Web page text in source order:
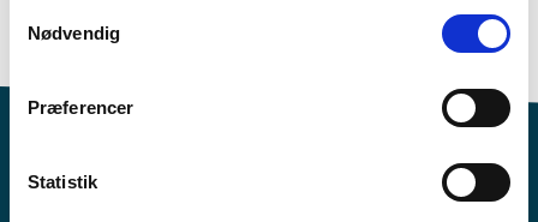
Nødvendig
Præferencer
Statistik
Samhällskunskap